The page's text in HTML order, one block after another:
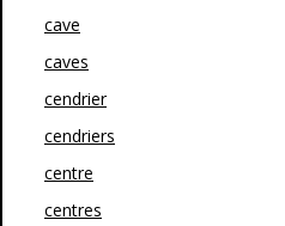
cave
caves
cendrier
cendriers
centre
centres